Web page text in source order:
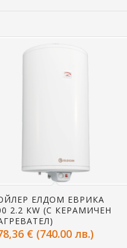
ЕЛДОМ ЕВРИКА
2.2 КW (С КЕРАМИЧЕН
€ (740.00 лв.)